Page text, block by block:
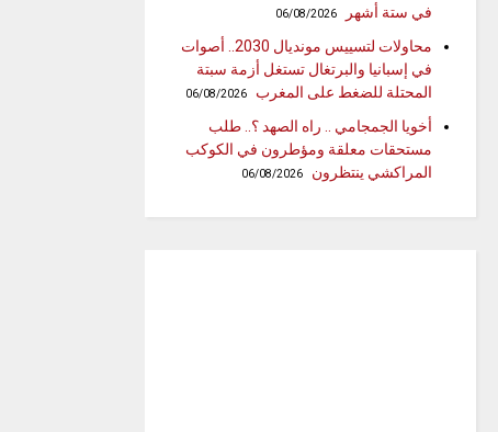
في ستة أشهر
06/08/2026
محاولات لتسييس مونديال 2030.. أصوات
في إسبانيا والبرتغال تستغل أزمة سبتة
المحتلة للضغط على المغرب
06/08/2026
أخويا الجمجامي .. راه الصهد ؟.. طلب
مستحقات معلقة ومؤطرون في الكوكب
المراكشي ينتظرون
06/08/2026